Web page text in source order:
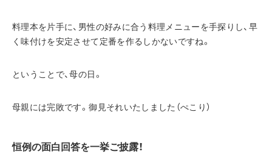
料理本を片手に、男性の好みに合う料理メニューを手探りし、早
く味付けを安定させて定番を作るしかないですね。
ということで、母の日。
母親には完敗です。御見それいたしました（ぺこり）
恒例の面白回答を一挙ご披露！